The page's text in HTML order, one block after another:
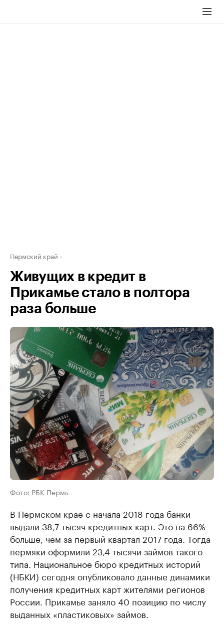
Пермский край
Живущих в кредит в
Прикамье стало в полтора
раза больше
Фото: РБК Пермь
В Пермском крае с начала 2018 года банки
выдали 38,7 тысяч кредитных карт. Это на 66%
больше, чем за первый квартал 2017 года. Тогда
пермяки оформили 23,4 тысячи займов такого
типа. Национальное бюро кредитных историй
(НБКИ) сегодня опубликовало данные динамики
получения кредитных карт жителями регионов
России. Прикамье заняло 40 позицию по числу
выданных «пластиковых» займов.